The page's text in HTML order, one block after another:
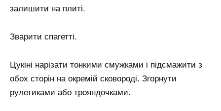
залишити на плиті.
Зварити спагетті.
Цукіні нарізати тонкими смужками і підсмажити з
обох сторін на окремій сковороді. Згорнути
рулетиками або трояндочками.